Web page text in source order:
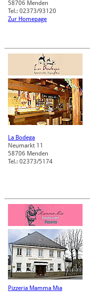
58706 Menden
Tel.: 02373/93120
Zur Homepage
La Bodega
Neumarkt 11
58706 Menden
Tel.: 02373/5174
Pizzeria Mamma Mia